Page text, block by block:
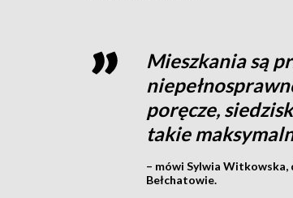
Mieszkania są
poręcze,
takie
– mówi Sylwia Witkowska,
Bełchatowie.